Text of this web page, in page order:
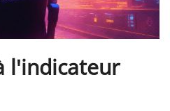
l'indicateur